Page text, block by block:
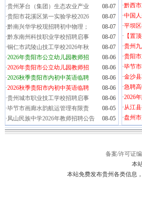
·贵州茅台（集团）生态农业产业
08-07
·贵阳市花溪区第一实验学校2026
08-07
·黔南兴华学校现招聘初中物理；
08-07
·黔东南州科技职业学校招聘启事
08-07
·铜仁市武陵山技工学校2026年秋
08-07
·2026年贵阳市公立幼儿园教师招
08-06
·2026年贵阳市公立幼儿园教师招
08-06
·2026秋季贵阳市内初中英语临聘
08-06
·2026秋季贵阳市内初中英语临聘
08-06
·贵州城市职业技工学校招聘启事
08-06
·毕节市画廊水韵航运管理有限责
08-05
·凤山民族中学2026年教师招聘公告 08-05
·黔西
·中国
·平坝
· 【置
·贵州
·贵阳
·毕节
·金沙
·急聘
·2026
·从江
·盘州
备案/许可证
本
本站免费发布贵州各类信息